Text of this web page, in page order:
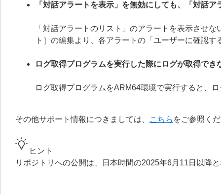
「対話アラートを表示」を無効にしても、「対話
「対話アラートのリスト」のアラートを表示させ
ト］の編集より、各アラートの「ユーザーに確認
ログ取得プログラムを実行した際にログが取得でき
ログ取得プログラムをARM64環境で実行すると、
その他サポート情報につきましては、 こちら をご参照く
ヒント
リポジトリへの公開は、日本時間の2025年6月11日以降